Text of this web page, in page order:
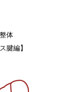
体
腱編】